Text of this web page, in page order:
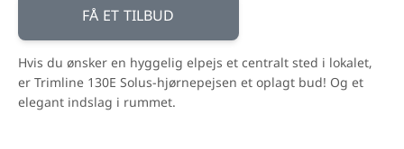
FÅ ET TILBUD
Hvis du ønsker en hyggelig elpejs et centralt sted i lokalet,
er Trimline 130E Solus-hjørnepejsen et oplagt bud! Og et
elegant indslag i rummet.